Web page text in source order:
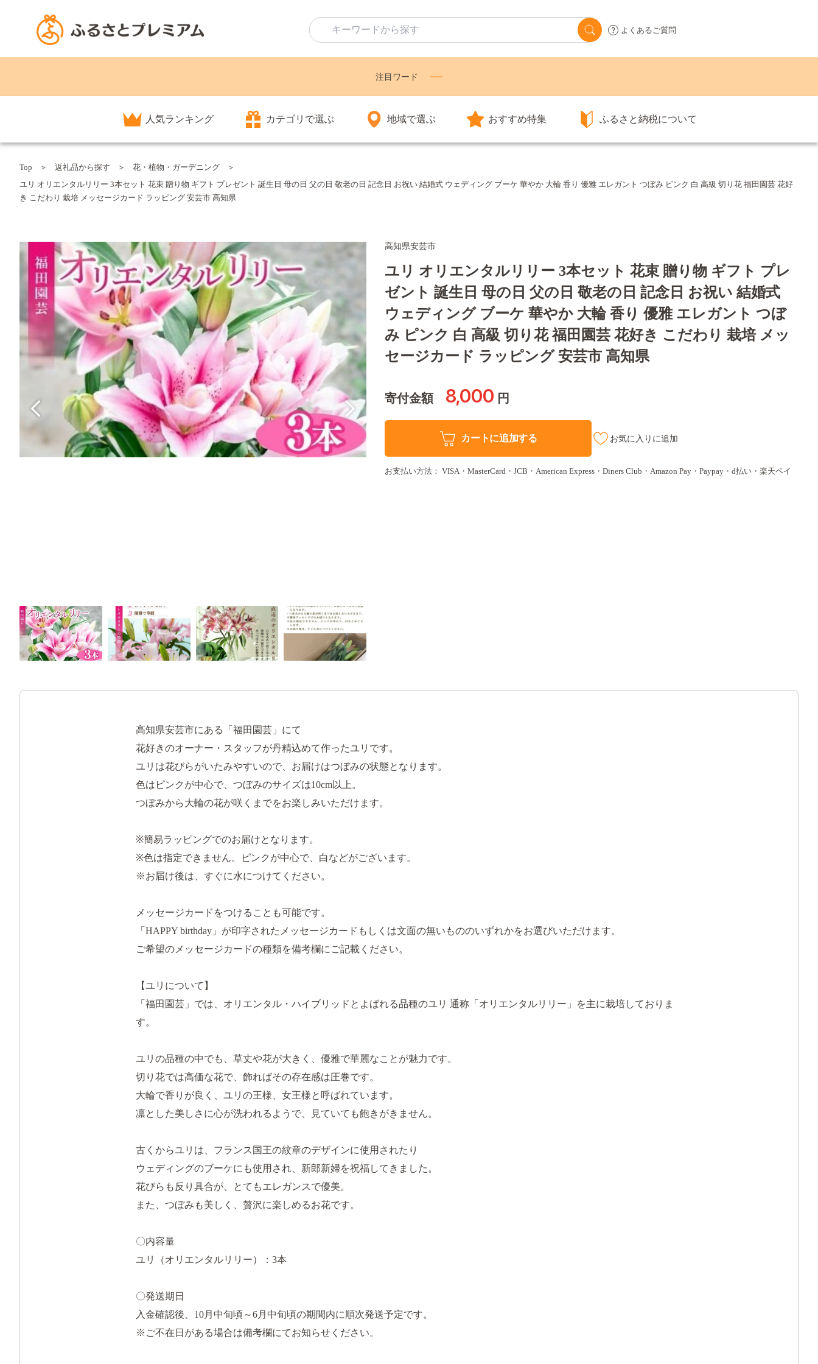
よくあるご質問
注目ワード
人気ランキング カテゴリで選ぶ 地域で選ぶ おすすめ特集 ふるさと納税について
Top 返礼品から探す
花・植物・ガーデニング
ユリ オリエンタルリリー 3本セット 花束 贈り物 ギフト プレゼント 誕生日 母の日 父の日 敬老の日 記念日 お祝い 結婚式 ウェディング ブーケ 華やか 大輪 香り 優雅 エレガント つぼみ ピンク 白 高級 切り花 福田園芸 花好
き こだわり 栽培 メッセージカード ラッピング 安芸市 高知県
高知県安芸市
ユリ オリエンタルリリー 3本セット 花束 贈り物 ギフト プレ
ゼント 誕生日 母の日 父の日 敬老の日 記念日 お祝い 結婚式
ウェディング ブーケ 華やか 大輪 香り 優雅 エレガント つぼ
み ピンク 白 高級 切り花 福田園芸 花好き こだわり 栽培 メッ
セージカード ラッピング 安芸市 高知県
寄付金額 8,000 円
カートに追加する お気に入りに追加
お支払い方法： VISA・MasterCard・JCB・American Express・Diners Club・Amazon Pay・Paypay・d払い・楽天ペイ
高知県安芸市にある「福田園芸」にて
花好きのオーナー・スタッフが丹精込めて作ったユリです。
ユリは花びらがいたみやすいので、お届けはつぼみの状態となります。
色はピンクが中心で、つぼみのサイズは10cm以上。
つぼみから大輪の花が咲くまでをお楽しみいただけます。
※簡易ラッピングでのお届けとなります。
※色は指定できません。ピンクが中心で、白などがございます。
※お届け後は、すぐに水につけてください。
メッセージカードをつけることも可能です。
「HAPPY birthday」が印字されたメッセージカードもしくは文面の無いもののいずれかをお選びいただけます。
ご希望のメッセージカードの種類を備考欄にご記載ください。
【ユリについて】
「福田園芸」では、オリエンタル・ハイブリッドとよばれる品種のユリ 通称「オリエンタルリリー」を主に栽培しておりま
す。
ユリの品種の中でも、草丈や花が大きく、優雅で華麗なことが魅力です。
切り花では高価な花で、飾ればその存在感は圧巻です。
大輪で香りが良く、ユリの王様、女王様と呼ばれています。
凛とした美しさに心が洗われるようで、見ていても飽きがきません。
古くからユリは、フランス国王の紋章のデザインに使用されたり
ウェディングのブーケにも使用され、新郎新婦を祝福してきました。
花びらも反り具合が、とてもエレガンスで優美。
また、つぼみも美しく、贅沢に楽しめるお花です。
〇内容量
ユリ（オリエンタルリリー）：3本
〇発送期日
入金確認後、10月中旬頃～6月中旬頃の期間内に順次発送予定です。
※ご不在日がある場合は備考欄にてお知らせください。